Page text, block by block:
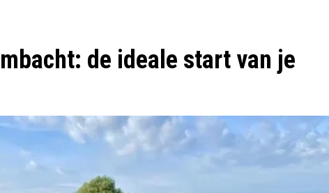
de ideale start van je